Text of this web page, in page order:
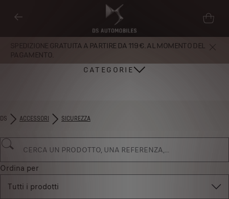
SPEDIZIONE GRATUITA A PARTIRE DA 119 €. AL MOMENTO DEL
PAGAMENTO.
CATEGORIE
DS ACCESSORI SICUREZZA
Ordina per
Tutti i prodotti